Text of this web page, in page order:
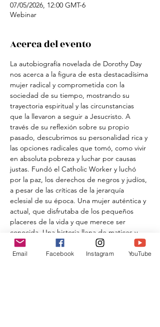
07/05/2026, 12:00 GMT-6
Webinar
Acerca del evento
La autobiografía novelada de Dorothy Day
nos acerca a la figura de esta destacadísima
mujer radical y comprometida con la
sociedad de su tiempo, mostrando su
trayectoria espiritual y las circunstancias
que la llevaron a seguir a Jesucristo. A
través de su reflexión sobre su propio
pasado, descubrimos su personalidad rica y
las opciones radicales que tomó, como vivir
en absoluta pobreza y luchar por causas
justas. Fundó el Catholic Worker y luchó
por la paz, los derechos de negros y judíos,
a pesar de las críticas de la jerarquía
eclesial de su época. Una mujer auténtica y
actual, que disfrutaba de los pequeños
placeres de la vida y que merece ser
conocida. Una historia llena de matices y
controversias de unas mujeres más
relevantes en el panorama espiritual
Email Facebook Instagram YouTube